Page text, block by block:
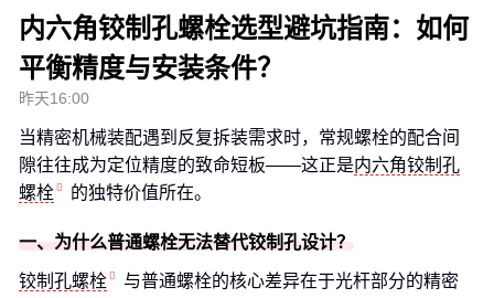
内六角铰制孔螺栓选型避坑指南：如何
平衡精度与安装条件？
昨天16:00
当精密机械装配遇到反复拆装需求时，常规螺栓的配合间
隙往往成为定位精度的致命短板——这正是内六角铰制孔
螺栓
的独特价值所在。
一、为什么普通螺栓无法替代铰制孔设计？
铰制孔螺栓
与普通螺栓的核心差异在于光杆部分的精密